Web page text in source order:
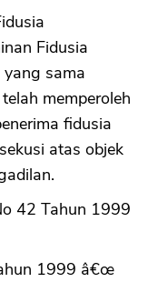
Fidusia
sama
memperoleh
fidusia
atas objek
42 Tahun 1999
1999 â€œ